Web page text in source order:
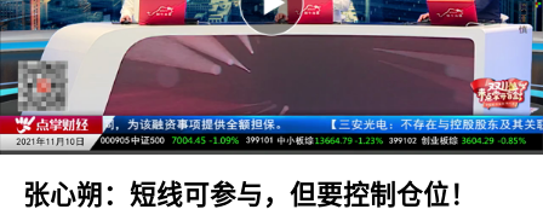
张心朔：短线可参与，但要控制仓位！